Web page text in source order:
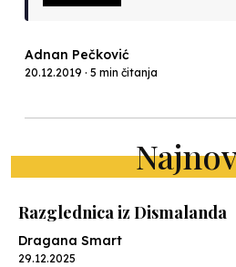
Adnan Pečković
20.12.2019 · 5 min čitanja
Razglednica iz Dismalanda
Dragana Smart
29.12.2025